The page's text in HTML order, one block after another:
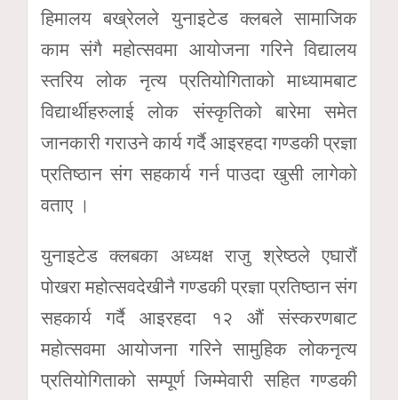
हिमालय बख्रेलले युनाइटेड क्लबले सामाजिक
काम संगै महोत्सवमा आयोजना गरिने विद्यालय
स्तरिय लोक नृत्य प्रतियोगिताको माध्यामबाट
विद्यार्थीहरुलाई लोक संस्कृतिको बारेमा समेत
जानकारी गराउने कार्य गर्दै आइरहदा गण्डकी प्रज्ञा
प्रतिष्ठान संग सहकार्य गर्न पाउदा खुसी लागेको
वताए ।
युनाइटेड क्लबका अध्यक्ष राजु श्रेष्ठले एघारौं
पोखरा महोत्सवदेखीनै गण्डकी प्रज्ञा प्रतिष्ठान संग
सहकार्य गर्दै आइरहदा १२ औं संस्करणबाट
महोत्सवमा आयोजना गरिने सामुहिक लोकनृत्य
प्रतियोगिताको सम्पूर्ण जिम्मेवारी सहित गण्डकी